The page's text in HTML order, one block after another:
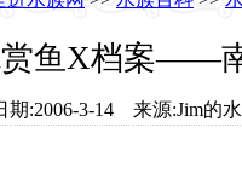
鱼X档案——
期:2006-3-14 来源:Jim